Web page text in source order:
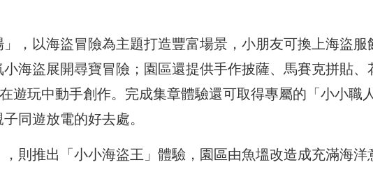
，以海盜冒險為主題打造豐富場景，小朋友可換上海盜服
海盜展開尋寶冒險；園區還提供手作披薩、馬賽克拼貼、
遊玩中動手創作。完成集章體驗還可取得專屬的「小小職
同遊放電的好去處。
則推出「小小海盜王」體驗，園區由魚塭改造成充滿海洋